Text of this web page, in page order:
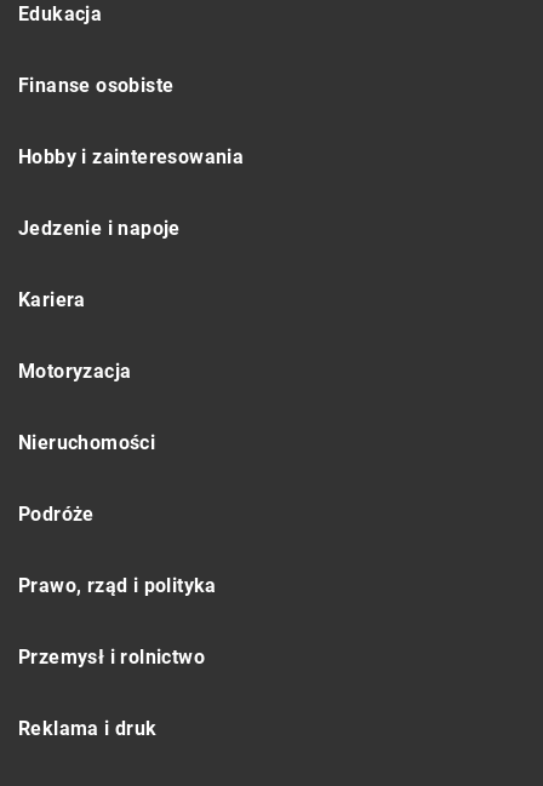
Edukacja
Finanse osobiste
Hobby i zainteresowania
Jedzenie i napoje
Kariera
Motoryzacja
Nieruchomości
Podróże
Prawo, rząd i polityka
Przemysł i rolnictwo
Reklama i druk